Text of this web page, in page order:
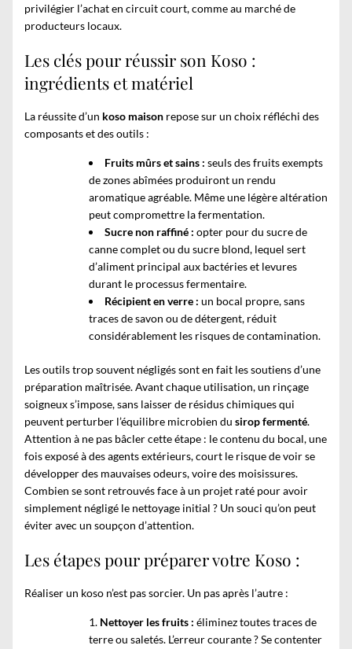
privilégier l’achat en circuit court, comme au marché de
producteurs locaux.
Les clés pour réussir son Koso :
ingrédients et matériel
La réussite d’un koso maison repose sur un choix réfléchi des
composants et des outils :
Fruits mûrs et sains : seuls des fruits exempts
de zones abîmées produiront un rendu
aromatique agréable. Même une légère altération
peut compromettre la fermentation.
Sucre non raffiné : opter pour du sucre de
canne complet ou du sucre blond, lequel sert
d’aliment principal aux bactéries et levures
durant le processus fermentaire.
Récipient en verre : un bocal propre, sans
traces de savon ou de détergent, réduit
considérablement les risques de contamination.
Les outils trop souvent négligés sont en fait les soutiens d’une
préparation maîtrisée. Avant chaque utilisation, un rinçage
soigneux s’impose, sans laisser de résidus chimiques qui
peuvent perturber l’équilibre microbien du sirop fermenté.
Attention à ne pas bâcler cette étape : le contenu du bocal, une
fois exposé à des agents extérieurs, court le risque de voir se
développer des mauvaises odeurs, voire des moisissures.
Combien se sont retrouvés face à un projet raté pour avoir
simplement négligé le nettoyage initial ? Un souci qu’on peut
éviter avec un soupçon d’attention.
Les étapes pour préparer votre Koso :
Réaliser un koso n’est pas sorcier. Un pas après l’autre :
Nettoyer les fruits : éliminez toutes traces de
terre ou saletés. L’erreur courante ? Se contenter